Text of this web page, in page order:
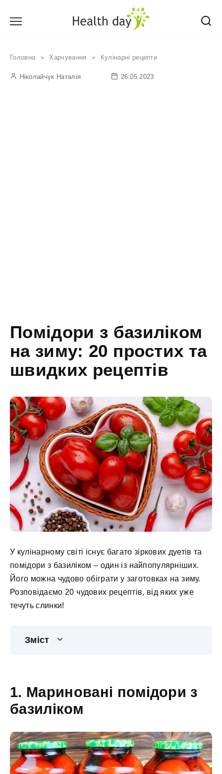
Головна » Харчування » Кулінарні рецепти
Ніколайчук Наталія 26.05.2023
Помідори з базиліком
на зиму: 20 простих та
швидких рецептів
У кулінарному світі існує багато зіркових дуетів та
помідори з базиліком – один із найпопулярніших.
Його можна чудово обіграти у заготовках на зиму.
Розповідаємо 20 чудових рецептів, від яких уже
течуть слинки!
Зміст
1. Мариновані помідори з
базиліком